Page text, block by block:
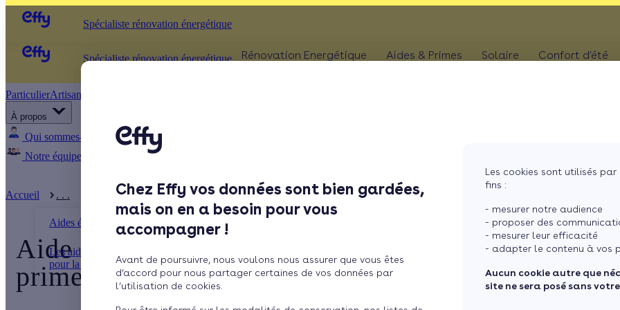
Chez Effy vos données sont bien gardées,
mais on en a besoin pour vous
accompagner !
Avant de poursuivre, nous voulons nous assurer que vous êtes
d’accord pour nous partager certaines de vos données par
l’utilisation de cookies.
Les cookies sont utilisés
fins :
- mesurer notre audience
- proposer des
- mesurer leur efficacité
- adapter le contenu à vos
Aucun cookie autre que
site ne sera posé sans
ParticulierArtisan / installateur
À propos
Qui sommes-nous ? Pourquoi Effy ?
Notre équipe
Rejoignez-nous
Spécialiste rénovation énergétique Rénovation Energétique
Sols
Chaudière
Dépannage chauffage
Aides & Primes
Aides chauffe-eau
thermodynamique
Solaire
Batterie panneaux
Confort d'été
Pergola
Store
Spécialiste rénovation énergétique
Accueil . . .
Aides énergétiques
Les aides financières locales
pour la rénovat ...
Aide région Occitanie rénovation énergétique ...
Aide région Occitanie rénovation énergétique :
primes 2026